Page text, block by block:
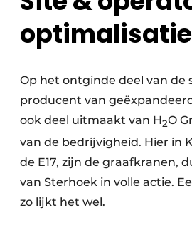
optimalisatie
Op het ontginde deel van de
producent van
ook deel uitmaakt van H2O
van de bedrijvigheid. Hier in
de E17, zijn de graafkranen,
van Sterhoek in volle actie.
zo lijkt het wel.